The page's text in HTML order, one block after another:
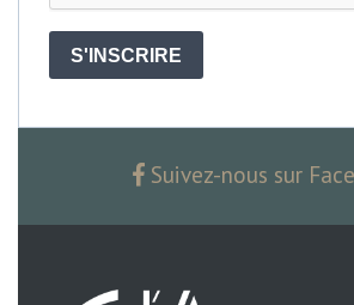
S'INSCRIRE
Suivez-nous sur